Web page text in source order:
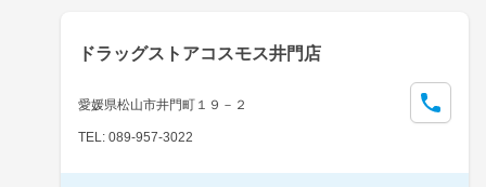
取扱店検索はこちら
ドラッグストアコスモス井門店
愛媛県松山市井門町１９－２
TEL: 089-957-3022